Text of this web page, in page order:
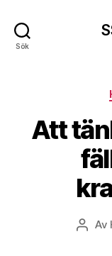
Sök
Att
Av